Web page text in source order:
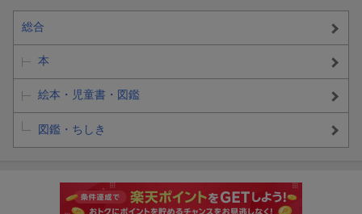
総合
本
絵本・児童書・図鑑
図鑑・ちしき